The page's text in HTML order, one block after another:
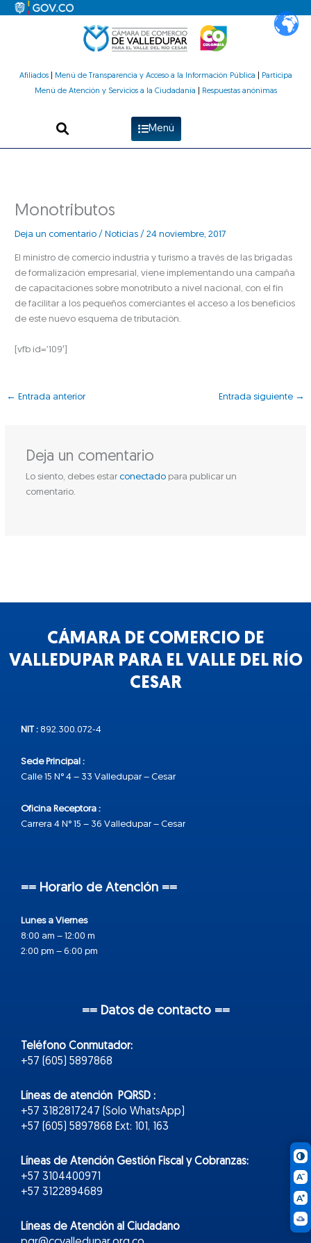
Afiliados| Menú de Transparencia y Acceso a la Información Pública
Participa
Menú de Atención y Servicios a la Ciudadanía
Respuestas anónimas
Menú
Monotributos
Deja un comentario / Noticias /24 noviembre, 2017
El ministro de comercio industria y turismo a través de las brigadas
de formalización empresarial, viene implementando una campaña
de capacitaciones sobre monotributo a nivel nacional, con el fin
de facilitar a los pequeños comerciantes el acceso a los beneficios
de este nuevo esquema de tributación.
[vfb id=’109′]
← Entrada anterior Entrada siguiente →
Deja un comentario
Lo siento, debes estar conectadopara publicar un
comentario.
CÁMARA DE COMERCIO DE
VALLEDUPAR PARA EL VALLE DEL RÍO
CESAR
NIT : 892.300.072-4
Sede Principal :
Calle 15 N° 4 – 33 Valledupar – Cesar
Oficina Receptora :
Carrera 4 N° 15 – 36 Valledupar – Cesar
== Horario de Atención ==
Lunes a Viernes
8:00 am – 12:00 m
2:00 pm – 6:00 pm
== Datos de contacto ==
Teléfono Conmutador:
+57 (605) 5897868
Líneas de atención PQRSD :
+57 3182817247 (Solo WhatsApp)
+57 (605) 5897868 Ext: 101, 163
Líneas de Atención Gestión Fiscal y Cobranzas:
+57 3104400971
+57 3122894689
Líneas de Atención al Ciudadano